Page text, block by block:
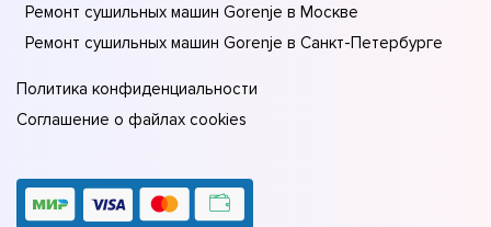
Ремонт сушильных машин Gorenje в Москве
Ремонт сушильных машин Gorenje в Санкт-Петербурге
Политика конфиденциальности
Соглашение о файлах cookies